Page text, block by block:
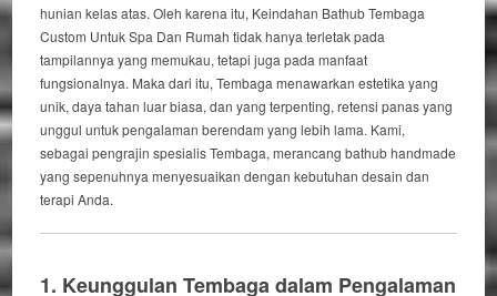
hunian kelas atas.Oleh karena itu, Keindahan Bathub Tembaga
Custom Untuk Spa Dan Rumah tidak hanya terletak pada
tampilannya yang memukau, tetapi juga pada manfaat
fungsionalnya. Maka dari itu, Tembaga menawarkan estetika yang
unik, daya tahan luar biasa, dan yang terpenting, retensi panas yang
unggul untuk pengalaman berendam yang lebih lama. Kami,
sebagai pengrajin spesialis Tembaga, merancangbathubhandmade
yang sepenuhnya menyesuaikan dengan kebutuhan desain dan
terapi Anda.
1. Keunggulan Tembaga dalam Pengalaman